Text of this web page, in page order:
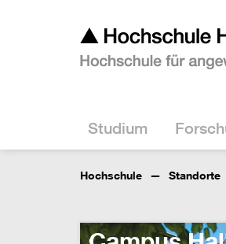
Studium
Hochschule Standorte